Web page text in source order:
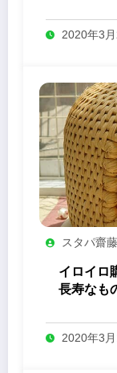
2020年3
スタパ齋藤
イロイロ
長寿なも
2020年3